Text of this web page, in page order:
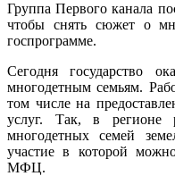
Группа Первого канала
чтобы снять сюжет о
госпрограмме.
Сегодня государство
многодетным семьям.
том числе на
услуг. Так, в регионе
многодетных семей
участие в которой
МФЦ.